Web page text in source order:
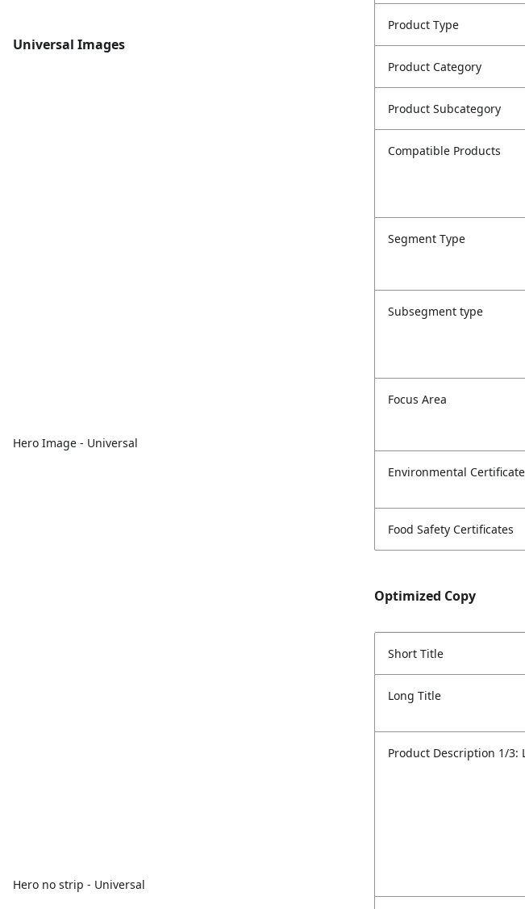
Universal Images
Hero Image - Universal
Hero no strip - Universal
Product Type
Product Category
Product Subcategory
Compatible Products
Segment Type
Subsegment type
Focus Area
Environmental
Food Safety Certificates
Optimized Copy
Short Title
Long Title
Product Description 1/3: